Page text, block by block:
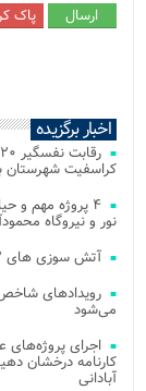
اخبار برگزیده
کراسفیت
۴ پروژه مهم و
نور و نیروگاه
آتش‌ سوزی‌ های ۲ هفته اخیر میانکاله عمدی بود
می‌شود
اجرای
کارنامه درخشان
آبادانی